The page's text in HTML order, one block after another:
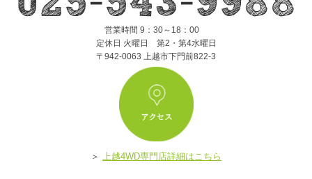
営業時間 9：30～18：00
定休日 火曜日 第2・第4水曜日
〒942-0063 上越市下門前822-3
＞ 上越4WD専門店詳細はこちら